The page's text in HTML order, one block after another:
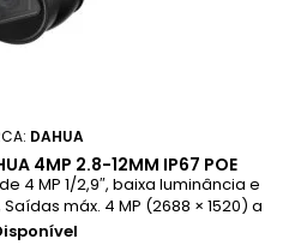
DAHUA
4MP 2.8-12MM IP67 POE
PRETO
4 MP 1/2,9″, baixa luminância e
máx. 4 MP (2688 × 1520) a
(2560 × 1440) a 25/30 fps.,